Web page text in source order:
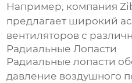
Например, компания
предлагает широкий
вентиляторов с
РадиальныеЛопасти
Радиальныелопасти
давление воздушного